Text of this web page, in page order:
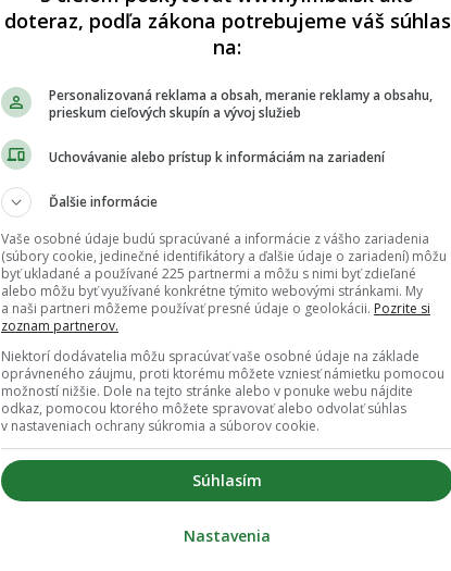
doteraz, podľa zákona potrebujeme váš súhlas
na:
Personalizovaná reklama a obsah, meranie reklamy a obsahu,
prieskum cieľových skupín a vývoj služieb
Uchovávanie alebo prístup k informáciám na zariadení
Ďalšie informácie
Vaše osobné údaje budú spracúvané a informácie z vášho zariadenia
(súbory cookie, jedinečné identifikátory a ďalšie údaje o zariadení) môžu
byť ukladané a používané 225 partnermi a môžu s nimi byť zdieľané
alebo môžu byť využívané konkrétne týmito webovými stránkami. My
a naši partneri môžeme používať presné údaje o geolokácii. Pozrite si
zoznam partnerov.
Niektorí dodávatelia môžu spracúvať vaše osobné údaje na základe
oprávneného záujmu, proti ktorému môžete vzniesť námietku pomocou
možností nižšie. Dole na tejto stránke alebo v ponuke webu nájdite
odkaz, pomocou ktorého môžete spravovať alebo odvolať súhlas
v nastaveniach ochrany súkromia a súborov cookie.
Súhlasím
Nastavenia